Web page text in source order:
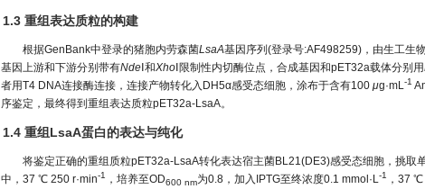
1.3 重组表达质粒的构建
根据GenBank中登录的猪胞内劳森菌LsaA基因序列(登录号:AF498259)，由生工生
基因上游和下游分别带有Nde Ⅰ和Xho Ⅰ限制性内切酶位点，合成基因和pET32a载体分别用
者用T4 DNA连接酶连接，连接产物转化入DH5α感受态细胞，涂布于含有100 μg·mL-1
序鉴定，最终得到重组表达质粒pET32a-LsaA。
1.4 重组LsaA蛋白的表达与纯化
将鉴定正确的重组质粒pET32a-LsaA转化表达宿主菌BL21(DE3)感受态细胞，挑取
中，37 ℃ 250 r·min-1 ，培养至OD600 nm为0.8，加入IPTG至终浓度0.1 mmol·L-1 ，37